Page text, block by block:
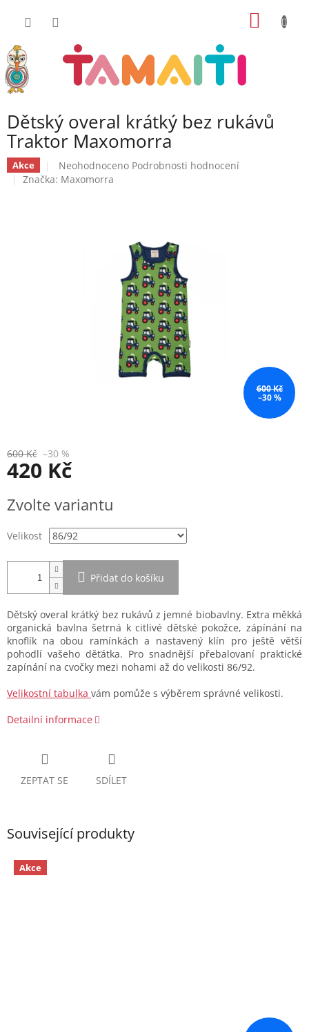
Dětský overal krátký bez rukávů
Traktor Maxomorra
Akce
Průměrné
hodnocení
Neohodnoceno Podrobnosti hodnocení
Značka: Maxomorra
600 Kč
–30 %
600 Kč –30 %
420 Kč
cena:
Zvolte variantu
Velikost
Přidat do košíku
Dětský overal krátký bez rukávů z jemné biobavlny. Extra měkká
organická bavlna šetrná k citlivé dětské pokožce, zápínání na
knoflík na obou ramínkách a nastavený klín pro ještě větší
pohodlí vašeho děťátka. Pro snadnější přebalovaní praktické
zapínání na cvočky mezi nohami až do velikosti 86/92.
Velikostní tabulka vám pomůže s výběrem správné velikosti.
Detailní informace
ZEPTAT SE SDÍLET
Související produkty
Akce